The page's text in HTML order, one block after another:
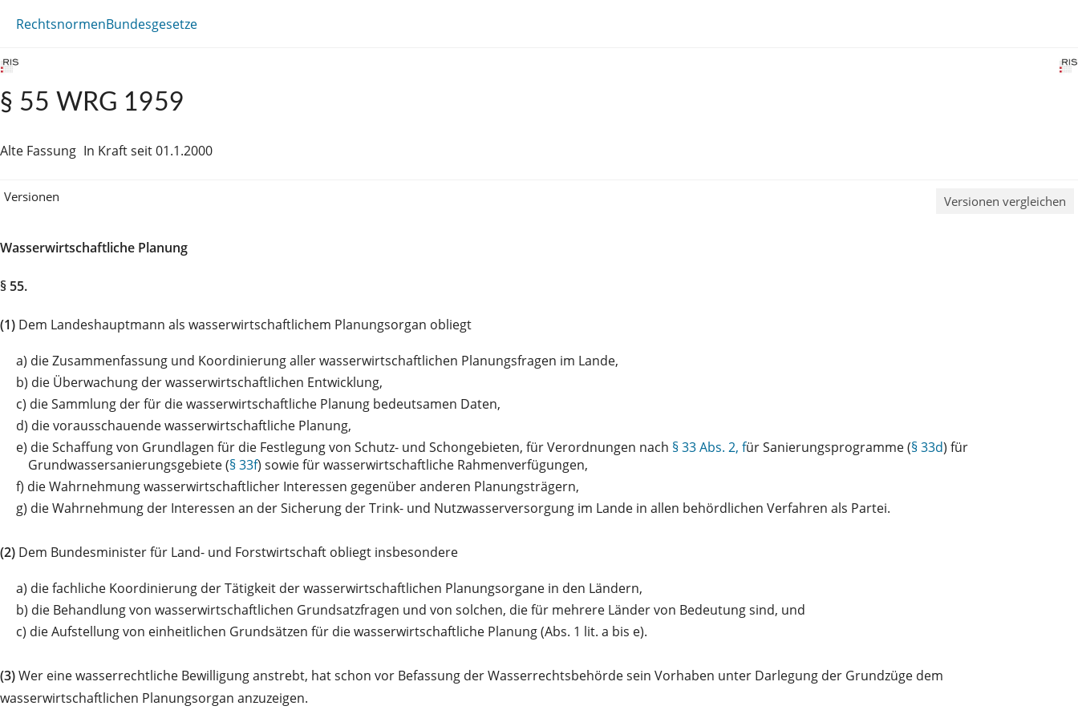
RechtsnormenBundesgesetze
§ 55 WRG 1959
Alte Fassung In Kraft seit 01.1.2000
Versionen Versionen vergleichen
Wasserwirtschaftliche Planung
§ 55.
(1) Dem Landeshauptmann als wasserwirtschaftlichem Planungsorgan obliegt
a) die Zusammenfassung und Koordinierung aller wasserwirtschaftlichen Planungsfragen im Lande,
b) die Überwachung der wasserwirtschaftlichen Entwicklung,
c) die Sammlung der für die wasserwirtschaftliche Planung bedeutsamen Daten,
d) die vorausschauende wasserwirtschaftliche Planung,
e) die Schaffung von Grundlagen für die Festlegung von Schutz- und Schongebieten, für Verordnungen nach § 33 Abs. 2, für Sanierungsprogramme (§ 33d) für
Grundwassersanierungsgebiete (§ 33f) sowie für wasserwirtschaftliche Rahmenverfügungen,
f) die Wahrnehmung wasserwirtschaftlicher Interessen gegenüber anderen Planungsträgern,
g) die Wahrnehmung der Interessen an der Sicherung der Trink- und Nutzwasserversorgung im Lande in allen behördlichen Verfahren als Partei.
(2) Dem Bundesminister für Land- und Forstwirtschaft obliegt insbesondere
a) die fachliche Koordinierung der Tätigkeit der wasserwirtschaftlichen Planungsorgane in den Ländern,
b) die Behandlung von wasserwirtschaftlichen Grundsatzfragen und von solchen, die für mehrere Länder von Bedeutung sind, und
c) die Aufstellung von einheitlichen Grundsätzen für die wasserwirtschaftliche Planung (Abs. 1 lit. a bis e).
(3)Wer eine wasserrechtliche Bewilligung anstrebt, hat schon vor Befassung der Wasserrechtsbehörde sein Vorhaben unter Darlegung der Grundzüge dem
wasserwirtschaftlichen Planungsorgan anzuzeigen.